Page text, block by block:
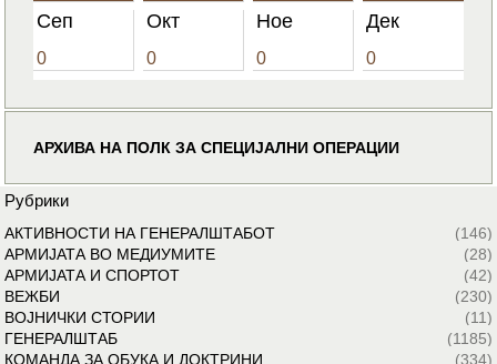
Сеп
0
Окт
0
Ное
0
Дек
0
АРХИВА НА ПОЛК ЗА СПЕЦИЈАЛНИ ОПЕРАЦИИ
Рубрики
АКТИВНОСТИ НА ГЕНЕРАЛШТАБОТ
(146)
АРМИЈАТА ВО МЕДИУМИТЕ
(28)
АРМИЈАТА И СПОРТОТ
(42)
ВЕЖБИ
(230)
ВОЈНИЧКИ СТОРИИ
(11)
ГЕНЕРАЛШТАБ
(1185)
КОМАНДА ЗА ОБУКА И ДОКТРИНИ
(334)